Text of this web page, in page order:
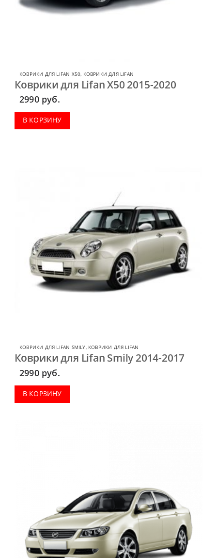
КОВРИКИ ДЛЯ LIFAN X50, КОВРИКИ ДЛЯ LIFAN
Коврики для Lifan X50 2015-2020
2990 руб.
В КОРЗИНУ
КОВРИКИ ДЛЯ LIFAN SMILY, КОВРИКИ ДЛЯ LIFAN
Коврики для Lifan Smily 2014-2017
2990 руб.
В КОРЗИНУ